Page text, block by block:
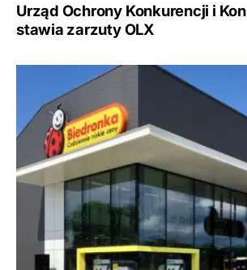
Urząd Ochrony Konkurencji i
stawia zarzuty OLX